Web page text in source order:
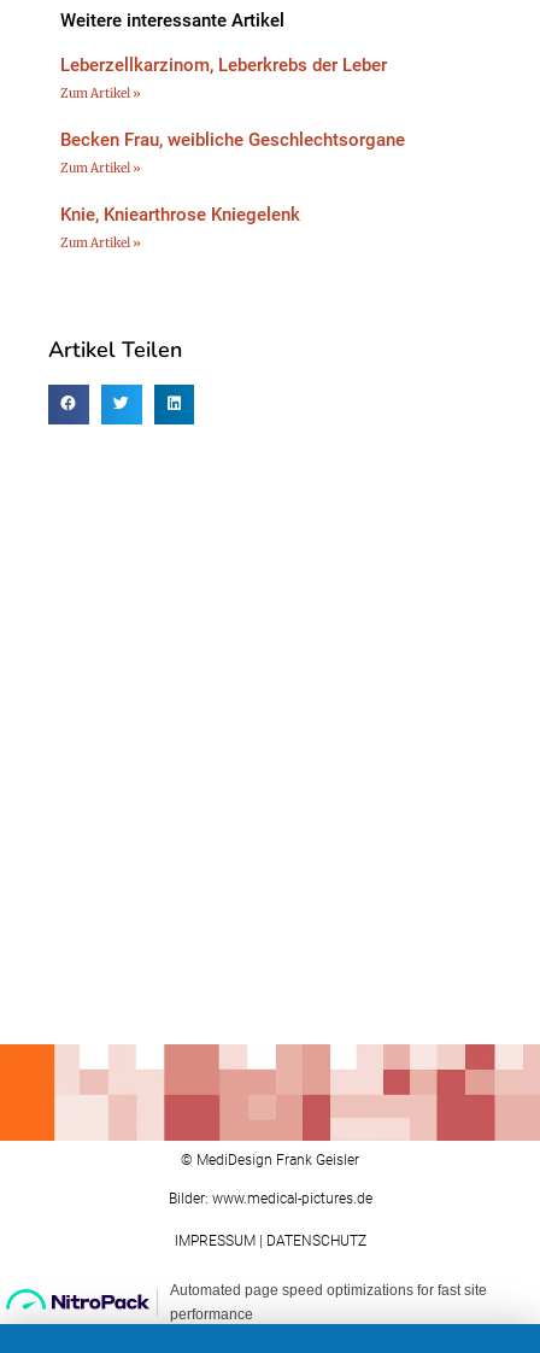
Weitere interessante Artikel
Leberzellkarzinom, Leberkrebs der Leber
Zum Artikel »
Becken Frau, weibliche Geschlechtsorgane
Zum Artikel »
Knie, Kniearthrose Kniegelenk
Zum Artikel »
Artikel Teilen
© MediDesign Frank Geisler
Bilder: www.medical-pictures.de
IMPRESSUM DATENSCHUTZ